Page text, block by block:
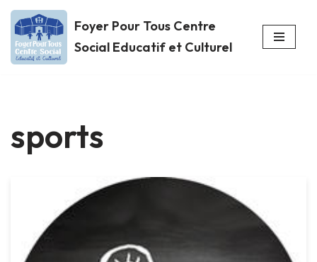
Aller
au
Foyer Pour Tous Centre
Social Educatif et Culturel
sports